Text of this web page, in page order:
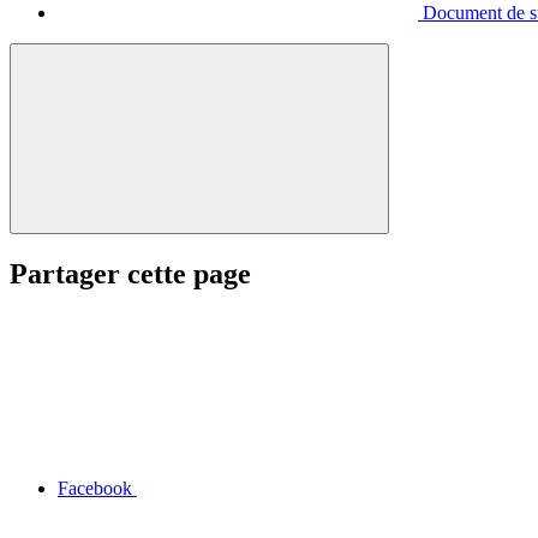
Document de
Partager cette page
Facebook